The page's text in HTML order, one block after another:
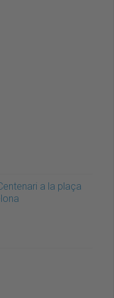
a la plaça